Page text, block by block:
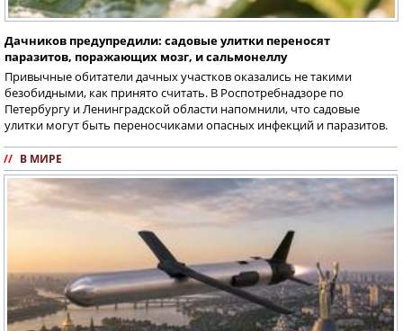
Дачников предупредили: садовые улитки переносят
паразитов, поражающих мозг, и сальмонеллу
Привычные обитатели дачных участков оказались не такими
безобидными, как принято считать. В Роспотребнадзоре по
Петербургу и Ленинградской области напомнили, что садовые
улитки могут быть переносчиками опасных инфекций и паразитов.
// В МИРЕ